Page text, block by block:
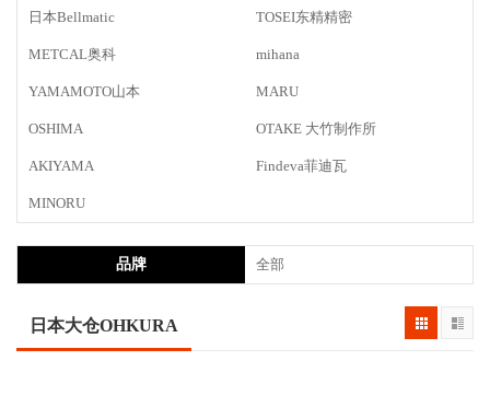
日本Bellmatic TOSEI东精精密
METCAL奥科 mihana
YAMAMOTO山本 MARU
OSHIMA OTAKE 大竹制作所
AKIYAMA Findeva菲迪瓦
MINORU
品牌 全部
日本大仓OHKURA